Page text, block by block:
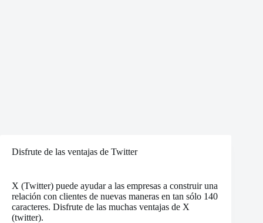
Disfrute de las ventajas de Twitter
X (Twitter) puede ayudar a las empresas a construir una
relación con clientes de nuevas maneras en tan sólo 140
caracteres. Disfrute de las muchas ventajas de X
(twitter).